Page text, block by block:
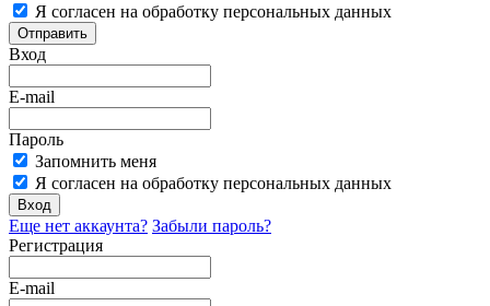
Я согласен на обработку персональных данных
Отправить
Вход
E-mail
Пароль
Запомнить меня
Я согласен на обработку персональных данных
Вход
Еще нет аккаунта? Забыли пароль?
Регистрация
E-mail